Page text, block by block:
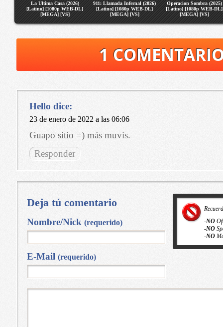
La Ultima Casa (2026)
[Latino] [1080p WEB-DL]
[MEGA] [VS]
911: Llamada Infernal (2026)
[Latino] [1080p WEB-DL]
[MEGA] [VS]
Operacion Sombra (2025)
[Latino] [1080p WEB-DL]
[MEGA] [VS]
1
Hello dice:
23 de enero de 2022 a las 06:06
Guapo sitio =) más muvis.
Responder
-NO
-NO
-NO
Deja tú comentario
Nombre/Nick (requerido)
E-Mail (requerido)